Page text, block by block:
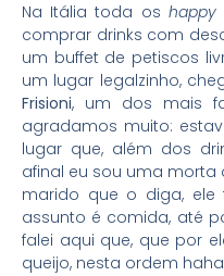
Na Itália toda os happy
comprar drinks com
um buffet de petiscos
um lugar legalzinho,
Frisioni, um dos mais
agradamos muito:
lugar que, além dos
afinal eu sou uma morta
marido que o diga,
assunto é comida, até
falei aqui que, que por
queijo, nesta ordem